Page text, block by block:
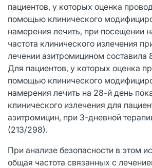
пациентов, у которых оценка
помощью клинического
намерения лечить, при посещении
частота клинического излечения
лечении азитромицином
Для пациентов, у которых оценка
помощью клинического
намерения лечить на 28-й день
клинического излечения для
азитромицин, при 3-дневной
(213/298).
При анализе безопасности в этом
общая частота связанных с